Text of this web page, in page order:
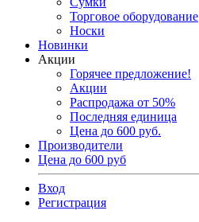
Торговое оборудование
Носки
Новинки
Акции
Горячее предложение!
Акции
Распродажа от 50%
Последняя единица
Цена до 600 руб.
Производители
Цена до 600 руб
Вход
Регистрация